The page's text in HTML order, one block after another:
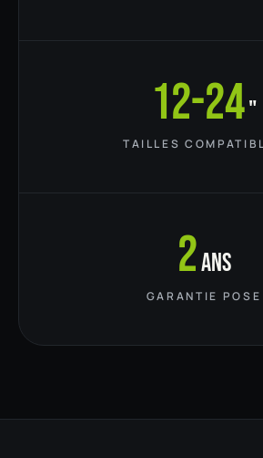
12-24"
TAILLES
2ans
GARANTIE POSE